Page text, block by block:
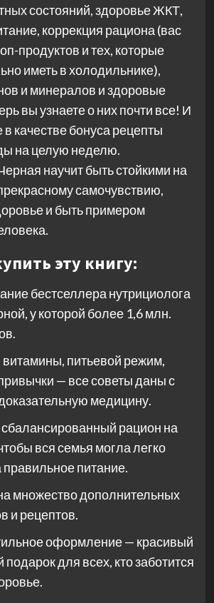
состояний, здоровье ЖКТ,
коррекция рациона (вас
продуктов и тех, которые
иметь в холодильнике),
и минералов и здоровые
вы узнаете о них почти все! И
качестве бонуса рецепты
на целую неделю.
научит быть стойкими на
самочувствию,
и быть примером
эту книгу:
бестселлера нутрициолога
у которой более 1,6 млн.
витамины, питьевой режим,
— все советы даны с
медицину.
рацион на
вся семья могла легко
правильное питание.
множество дополнительных
и рецептов.
оформление — красивый
для всех, кто заботится